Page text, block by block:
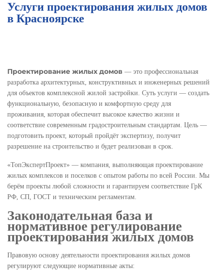
Услуги проектирования жилых домов
в Красноярске
Проектирование жилых домов — это профессиональная
разработка архитектурных, конструктивных и инженерных решений
для объектов комплексной жилой застройки. Суть услуги — создать
функциональную, безопасную и комфортную среду для
проживания, которая обеспечит высокое качество жизни и
соответствие современным градостроительным стандартам. Цель —
подготовить проект, который пройдёт экспертизу, получит
разрешение на строительство и будет реализован в срок.
«ТопЭкспертПроект» — компания, выполняющая проектирование
жилых комплексов и поселков с опытом работы по всей России. Мы
берём проекты любой сложности и гарантируем соответствие ГрК
РФ, СП, ГОСТ и техническим регламентам.
Законодательная база и
нормативное регулирование
проектирования жилых домов
Правовую основу деятельности проектирования жилых домов
регулируют следующие нормативные акты: